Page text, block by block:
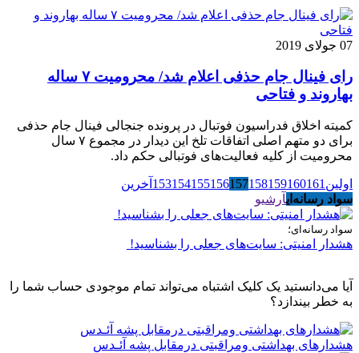
07 جولای 2019
رای فینال جام حذفی اعلام شد/ محرومیت ۷ ساله
بهاروند و فتاحی
کمیته اخلاق فدراسیون فوتبال در پرونده جنجالی فینال جام حذفی
برای دو متهم اصلی اتفاقات تلخ این دیدار در مجموع ۷ سال
محرومیت از کلیه فعالیت‌های فوتبالی حکم داد.
اولین 153154155156157158159160161
آخرین
سواد رسانه‌ایآرشیو
سواد رسانه‌ای؛
هشدار امنیتی: سایت‌های جعلی را بشناسید!
آیا می‌دانستید یک کلیک اشتباه می‌تواند تمام موجودی حساب شما را
به خطر بیندازد؟
هشدارهاى بهداشتى ومراقبتى درمقابل پشه آئـدس